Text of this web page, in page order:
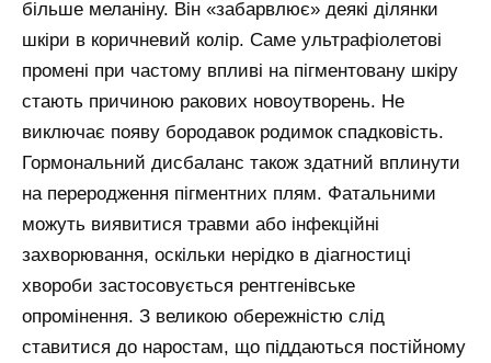
більше меланіну. Він «забарвлює» деякі ділянки
шкіри в коричневий колір. Саме ультрафіолетові
промені при частому впливі на пігментовану шкіру
стають причиною ракових новоутворень. Не
виключає появу бородавок родимок спадковість.
Гормональний дисбаланс також здатний вплинути
на переродження пігментних плям. Фатальними
можуть виявитися травми або інфекційні
захворювання, оскільки нерідко в діагностиці
хвороби застосовується рентгенівське
опромінення. З великою обережністю слід
ставитися до наростам, що піддаються постійному